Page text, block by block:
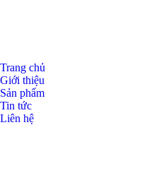
Trang chủ
Giới thiệu
Sản phẩm
Tin tức
Liên hệ